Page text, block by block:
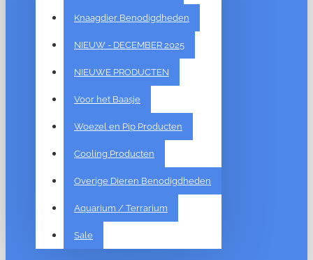
Knaagdier Benodigdheden
NIEUW - DECEMBER 2025
NIEUWE PRODUCTEN
Voor het Baasje
Woezel en Pip Producten
Cooling Producten
Overige Dieren Benodigdheden
Aquarium / Terrarium
Sale